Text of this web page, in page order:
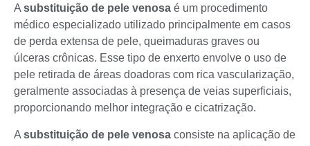
A substituição de pele venosa é um procedimento
médico especializado utilizado principalmente em casos
de perda extensa de pele, queimaduras graves ou
úlceras crônicas. Esse tipo de enxerto envolve o uso de
pele retirada de áreas doadoras com rica vascularização,
geralmente associadas à presença de veias superficiais,
proporcionando melhor integração e cicatrização.
A substituição de pele venosa consiste na aplicação de